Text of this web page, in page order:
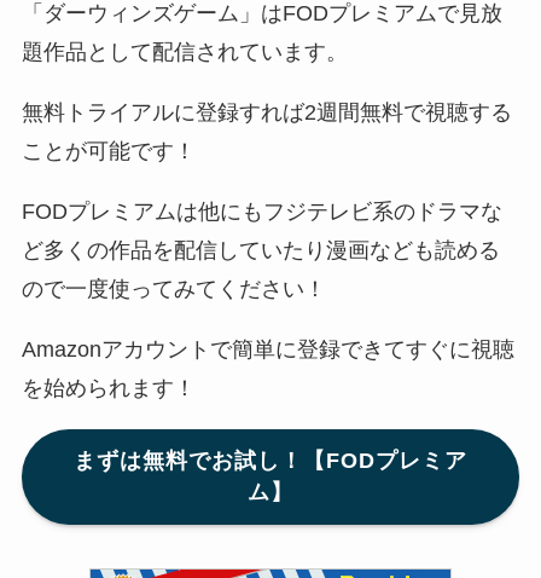
「ダーウィンズゲーム」はFODプレミアムで見放
題作品として配信されています。
無料トライアルに登録すれば2週間無料で視聴する
ことが可能です！
FODプレミアムは他にもフジテレビ系のドラマな
ど多くの作品を配信していたり漫画なども読める
ので一度使ってみてください！
Amazonアカウントで簡単に登録できてすぐに視聴
を始められます！
まずは無料でお試し！【FODプレミア
ム】